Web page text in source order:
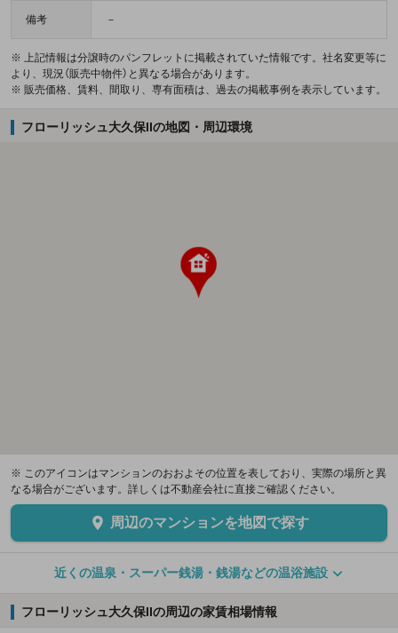
備考 －
※ 上記情報は分譲時のパンフレットに掲載されていた情報です。社名変更等に
より、現況（販売中物件）と異なる場合があります。
※ 販売価格、賃料、間取り、専有面積は、過去の掲載事例を表示しています。
フローリッシュ大久保IIの地図・周辺環境
※ このアイコンはマンションのおおよその位置を表しており、実際の場所と異
なる場合がございます。詳しくは不動産会社に直接ご確認ください。
周辺のマンションを地図で探す
近くの温泉・スーパー銭湯・銭湯などの温浴施設
フローリッシュ大久保IIの周辺の家賃相場情報